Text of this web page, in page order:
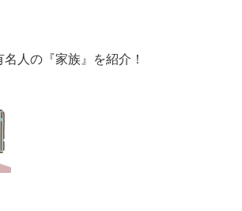
人の『家族』を紹介！